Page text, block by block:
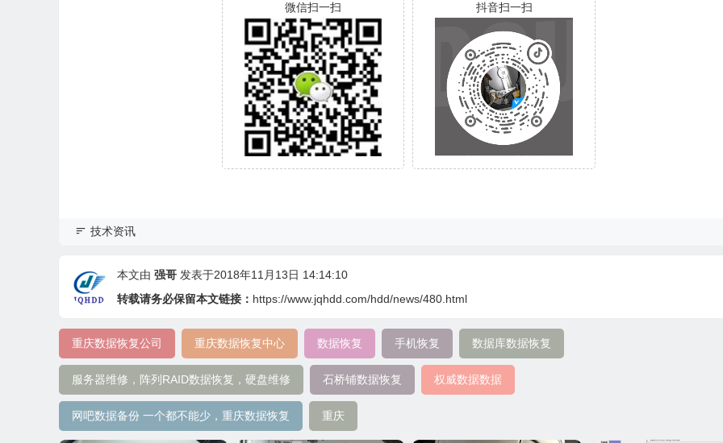
微信扫一扫
抖音扫一扫
技术资讯
本文由 强哥 发表于2018年11月13日 14:14:10
转载请务必保留本文链接： https://www.jqhdd.com/hdd/news/480.html
重庆数据恢复公司 重庆数据恢复中心 数据恢复 手机恢复 数据库数据恢复
服务器维修，阵列RAID数据恢复，硬盘维修 石桥铺数据恢复 权威数据数据
网吧数据备份 一个都不能少，重庆数据恢复 重庆